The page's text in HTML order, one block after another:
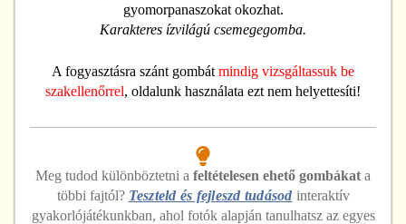
gyomorpanaszokat okozhat.
Karakteres ízvilágú csemegegomba.
A fogyasztásra szánt gombát mindig vizsgáltassuk be
szakellenőrrel, oldalunk használata ezt nem helyettesíti!
Meg tudod különböztetni a feltételesen ehető gombákat a
többi fajtól? Teszteld és fejleszd tudásod interaktív
gyakorlójátékunkban, ahol fotók alapján tanulhatsz az egyes